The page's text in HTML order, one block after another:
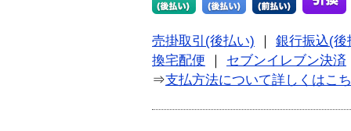
売掛取引(後払い) ｜ 銀行振込(後
換宅配便 ｜ セブンイレブン決済
⇒支払方法について詳しくはこ